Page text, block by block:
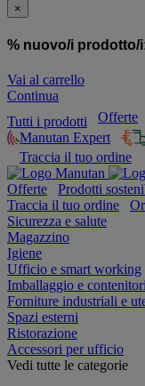
×
% nuovo/i prodotto/
Vai al carrello
Continua
Tutti i prodotti
Offerte
Manutan Expert
Traccia il tuo ordine
Offerte Prodotti
Traccia il tuo ordine
Sicurezza e salute
Magazzino
Igiene
Ufficio e smart working
Imballaggio e contenitori
Forniture industriali e
Spazi esterni
Ristorazione
Accessori per ufficio
Vedi tutte le categorie